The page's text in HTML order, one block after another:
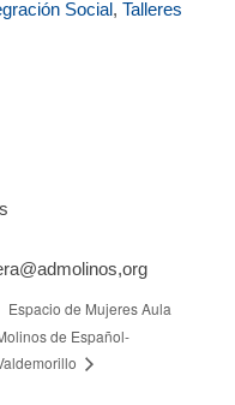
Social, Talleres
Espacio de Mujeres Aula
de Español-